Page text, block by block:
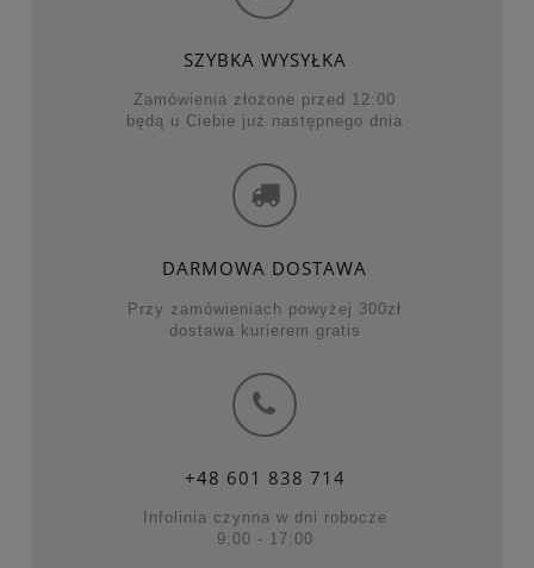
SZYBKA WYSYŁKA
Zamówienia złożone przed 12:00
będą u Ciebie już następnego dnia
DARMOWA DOSTAWA
Przy zamówieniach powyżej 300zł
dostawa kurierem gratis
+48 601 838 714
Infolinia czynna w dni robocze
9:00 - 17:00